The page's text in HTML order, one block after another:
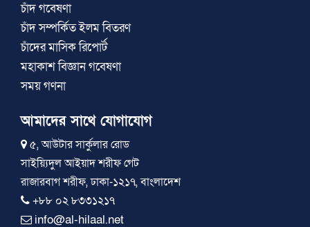
চাঁদ গবেষণা
চাঁদ সম্পর্কিত ইলম বিতরণ
চাঁদের মাসিক রিপোর্ট
মহাকাশ বিজ্ঞান গবেষণা
সময় গণনা
আমাদের সাথে যোগাযোগ
৫, আউটার সার্কুলার রোড
সাইয়্যিদুল আইয়াদ শরীফ গেট
রাজারবাগ শরীফ, ঢাকা-১২১৭, বাংলাদেশ
+৮৮ ০২ ৮৩৩১২১৭
info@al-hilaal.net